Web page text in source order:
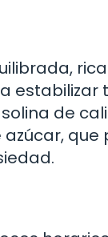
estabilizar
de